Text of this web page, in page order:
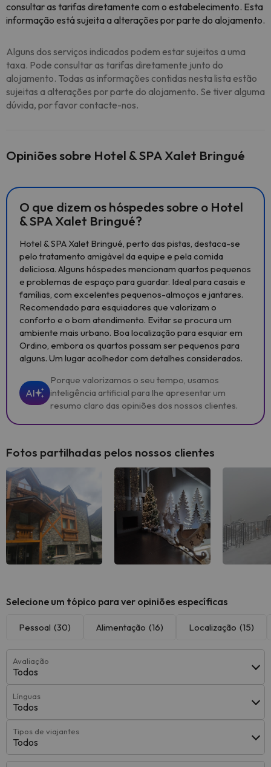
consultar as tarifas diretamente com o estabelecimento. Esta
informação está sujeita a alterações por parte do alojamento.
Alguns dos serviços indicados podem estar sujeitos a uma
taxa. Pode consultar as tarifas diretamente junto do
alojamento. Todas as informações contidas nesta lista estão
sujeitas a alterações por parte do alojamento. Se tiver alguma
dúvida, por favor contacte-nos.
Opiniões sobre Hotel & SPA Xalet Bringué
O que dizem os hóspedes sobre o Hotel
& SPA Xalet Bringué?
Hotel & SPA Xalet Bringué, perto das pistas, destaca-se
pelo tratamento amigável da equipe e pela comida
deliciosa. Alguns hóspedes mencionam quartos pequenos
e problemas de espaço para guardar. Ideal para casais e
famílias, com excelentes pequenos-almoços e jantares.
Recomendado para esquiadores que valorizam o
conforto e o bom atendimento. Evitar se procura um
ambiente mais urbano. Boa localização para esquiar em
Ordino, embora os quartos possam ser pequenos para
alguns. Um lugar acolhedor com detalhes considerados.
AI
Porque valorizamos o seu tempo, usamos
inteligência artificial para lhe apresentar um
resumo claro das opiniões dos nossos clientes.
Fotos partilhadas pelos nossos clientes
Selecione um tópico para ver opiniões específicas
Pessoal (30) Alimentação (16) Localização (15)
Avaliação
Todos
Línguas
Todos
Tipos de viajantes
Todos